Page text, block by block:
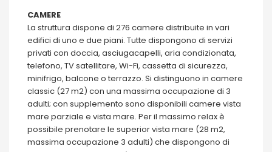
CAMERE
La struttura dispone di 276 camere distribuite in vari
edifici di uno e due piani. Tutte dispongono di servizi
privati con doccia, asciugacapelli, aria condizionata,
telefono, TV satellitare, Wi-Fi, cassetta di sicurezza,
minifrigo, balcone o terrazzo. Si distinguono in camere
classic (27 m2) con una massima occupazione di 3
adulti; con supplemento sono disponibili camere vista
mare parziale e vista mare. Per il massimo relax è
possibile prenotare le superior vista mare (28 m2,
massima occupazione 3 adulti) che dispongono di